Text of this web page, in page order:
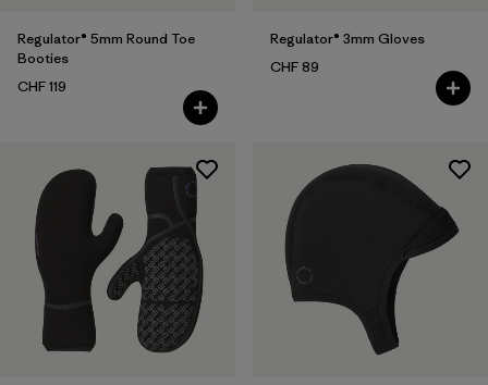
Regulator® 5mm Round Toe
Booties
CHF 119
Regulator® 3mm Gloves
CHF 89